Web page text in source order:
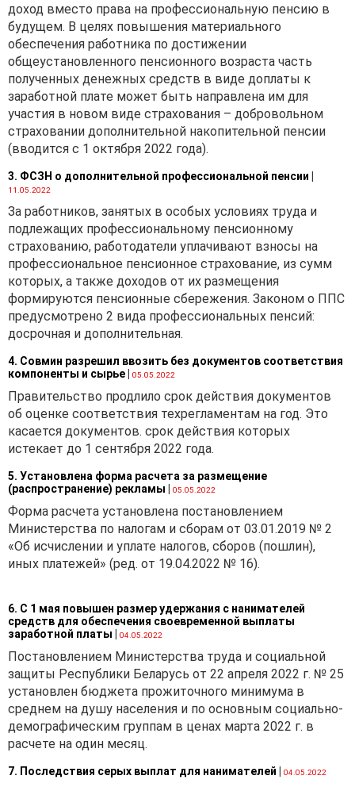
доход вместо права на профессиональную пенсию в
будущем. В целях повышения материального
обеспечения работника по достижении
общеустановленного пенсионного возраста часть
полученных денежных средств в виде доплаты к
заработной плате может быть направлена им для
участия в новом виде страхования – добровольном
страховании дополнительной накопительной пенсии
(вводится с 1 октября 2022 года).
3. ФСЗН о дополнительной профессиональной пенсии |
11.05.2022
За работников, занятых в особых условиях труда и
подлежащих профессиональному пенсионному
страхованию, работодатели уплачивают взносы на
профессиональное пенсионное страхование, из сумм
которых, а также доходов от их размещения
формируются пенсионные сбережения. Законом о ППС
предусмотрено 2 вида профессиональных пенсий:
досрочная и дополнительная.
4. Совмин разрешил ввозить без документов соответствия
компоненты и сырье| 05.05.2022
Правительство продлило срок действия документов
об оценке соответствия техрегламентам на год. Это
касается документов. срок действия которых
истекает до 1 сентября 2022 года.
5. Установлена форма расчета за размещение
(распространение) рекламы | 05.05.2022
Форма расчета установлена постановлением
Министерства по налогам и сборам от 03.01.2019 № 2
«Об исчислении и уплате налогов, сборов (пошлин),
иных платежей» (ред. от 19.04.2022 № 16).
6. С 1 мая повышен размер удержания с нанимателей
средств для обеспечения своевременной выплаты
заработной платы | 04.05.2022
Постановлением Министерства труда и социальной
защиты Республики Беларусь от 22 апреля 2022 г. № 25
установлен бюджета прожиточного минимума в
среднем на душу населения и по основным социально-
демографическим группам в ценах марта 2022 г. в
расчете на один месяц.
7. Последствия серых выплат для нанимателей | 04.05.2022